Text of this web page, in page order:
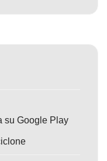
su Google Play